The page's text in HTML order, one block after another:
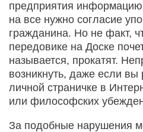
предприятия
на все нужно согласие
гражданина. Но не факт,
передовике на Доске
называется, прокатят.
возникнуть, даже если вы
личной страничке в
или философских
За подобные нарушения